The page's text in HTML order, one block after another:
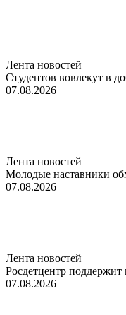
Лента новостей
Студентов вовлекут в
07.08.2026
Лента новостей
Молодые наставники
07.08.2026
Лента новостей
Росдетцентр поддержит
07.08.2026